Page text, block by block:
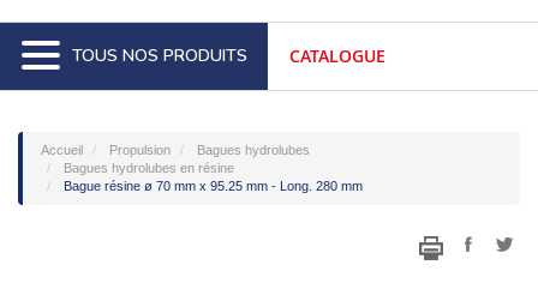
TOUS NOS PRODUITS CATALOGUE
Accueil Propulsion
Bagues hydrolubes
Bagues hydrolubes en résine
Bague résine ø 70 mm x 95.25 mm - Long. 280 mm